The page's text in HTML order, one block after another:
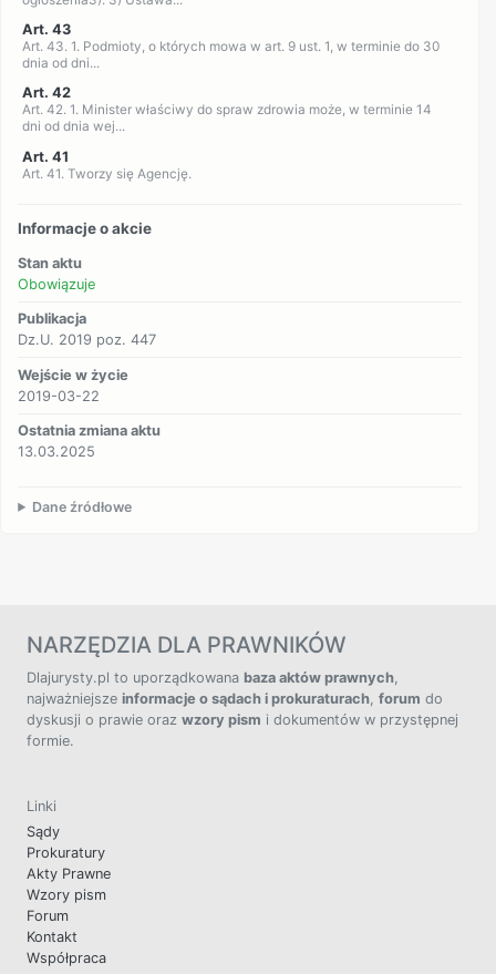
Art. 43
Art. 43. 1. Podmioty, o których mowa w art. 9 ust. 1, w terminie do 30
dnia od dni...
Art. 42
Art. 42. 1. Minister właściwy do spraw zdrowia może, w terminie 14
dni od dnia wej...
Art. 41
Art. 41. Tworzy się Agencję.
Informacje o akcie
Stan aktu
Obowiązuje
Publikacja
Dz.U. 2019 poz. 447
Wejście w życie
2019-03-22
Ostatnia zmiana aktu
13.03.2025
Dane źródłowe
NARZĘDZIA DLA PRAWNIKÓW
Dlajurysty.pl to uporządkowana baza aktów prawnych,
najważniejsze informacje o sądach i prokuraturach, forum do
dyskusji o prawie oraz wzory pism i dokumentów w przystępnej
formie.
Linki
Sądy
Prokuratury
Akty Prawne
Wzory pism
Forum
Kontakt
Współpraca